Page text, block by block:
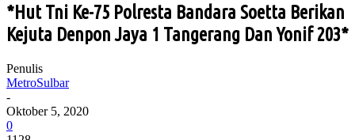
*Hut Tni Ke-75 Polresta Bandara Soetta Berikan
Kejuta Denpon Jaya 1 Tangerang Dan Yonif 203*
Penulis
MetroSulbar
-
Oktober 5, 2020
0